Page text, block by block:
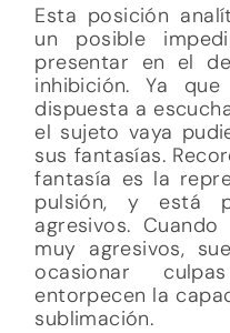
Esta posición
un posible
presentar en el
inhibición. Ya
dispuesta a
el sujeto vaya
sus fantasías.
fantasía es la
pulsión, y está
agresivos.
muy agresivos,
ocasionar
entorpecen la
sublimación.